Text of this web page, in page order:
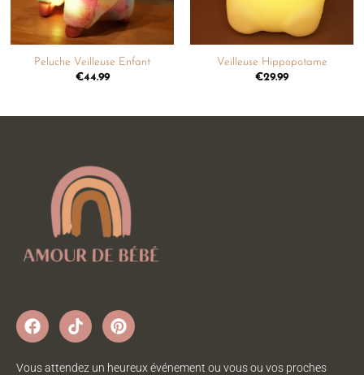
Peluche Veilleuse Enfant
€44.99
Veilleuse Hippopotame
€29.99
Vous attendez un heureux événement ou vous ou vos proches